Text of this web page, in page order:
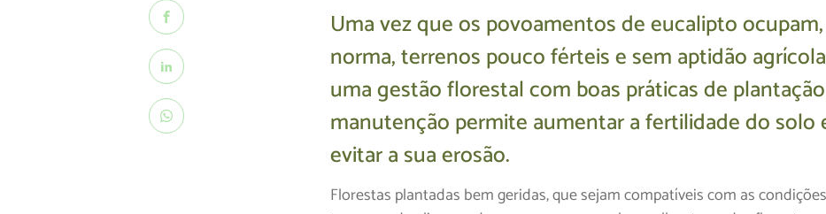
Uma vez que os povoamentos de eucalipto
norma, terrenos pouco férteis e sem aptidão
uma gestão florestal com boas práticas de
manutenção permite aumentar a fertilidade do solo
evitar a sua erosão.
Florestas plantadas bem geridas, que sejam compatíveis com as